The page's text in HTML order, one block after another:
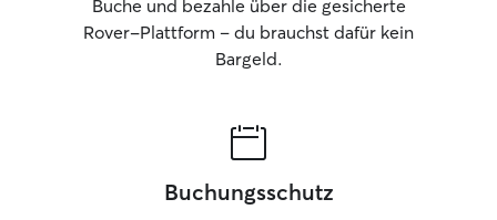
Buche und bezahle über die gesicherte
Rover-Plattform – du brauchst dafür kein
Bargeld.
Buchungsschutz